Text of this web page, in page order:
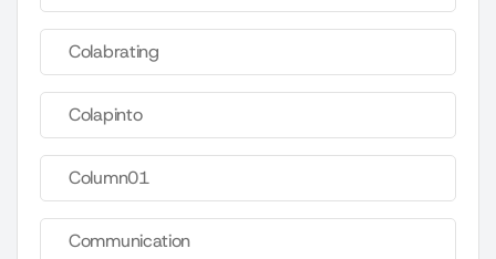
Colabrating
Colapinto
Column01
Communication